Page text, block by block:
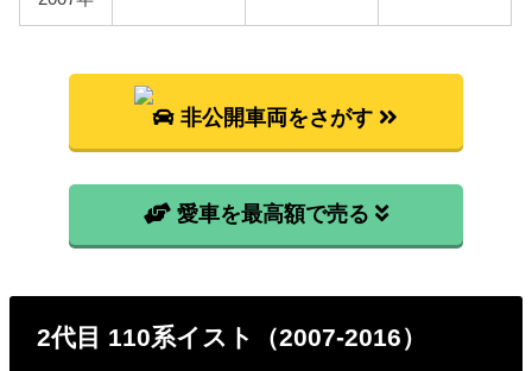
NCP61非公開車両をさがす
愛車を最高額で売る
2代目 110系イスト（2007-2016）